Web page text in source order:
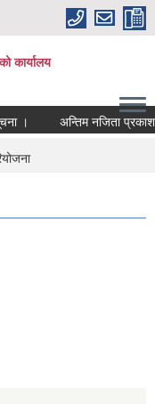
कार्यालय
अन्तिम नजिता प्रकाशन